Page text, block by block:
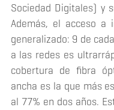
Sociedad Digitales) y
Además, el acceso a
generalizado: 9 de
a las redes es
cobertura de fibra
ancha es la que más
al 77% en dos años.